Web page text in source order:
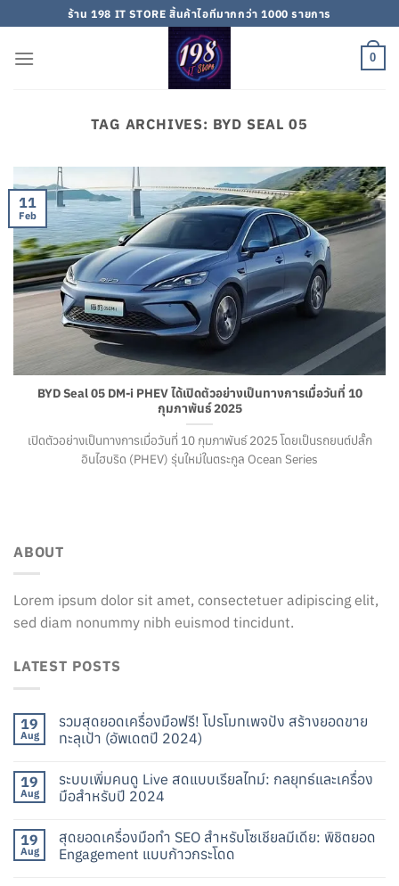
to
content
ร้าน 198 IT STORE สิ้นค้าไอทีมากกว่า 1000 รายการ
0
TAG ARCHIVES: BYD SEAL 05
BYD Seal 05 DM-i PHEV ได้เปิดตัวอย่างเป็นทางการเมื่อวันที่ 10
กุมภาพันธ์ 2025
เปิดตัวอย่างเป็นทางการเมื่อวันที่ 10 กุมภาพันธ์ 2025 โดยเป็นรถยนต์ปลั๊ก
อินไฮบริด (PHEV) รุ่นใหม่ในตระกูล Ocean Series
11
Feb
ABOUT
Lorem ipsum dolor sit amet, consectetuer adipiscing elit,
sed diam nonummy nibh euismod tincidunt.
LATEST POSTS
19
Aug
รวมสุดยอดเครื่องมือฟรี! โปรโมทเพจปัง สร้างยอดขาย
ทะลุเป้า (อัพเดตปี 2024)
19
Aug
ระบบเพิ่มคนดู Live สดแบบเรียลไทม์: กลยุทธ์และเครื่อง
มือสำหรับปี 2024
19
Aug
สุดยอดเครื่องมือทำ SEO สำหรับโซเชียลมีเดีย: พิชิตยอด
Engagement แบบก้าวกระโดด